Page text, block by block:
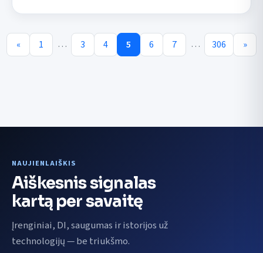
« 1 … 3 4 5 6 7 … 306 »
NAUJIENLAIŠKIS
Aiškesnis signalas
kartą per savaitę
Įrenginiai, DI, saugumas ir istorijos už
technologijų — be triukšmo.